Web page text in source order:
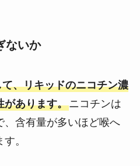
ないか
、リキッドのニコチン濃
があります。ニコチンは
、含有量が多いほど喉へ
。